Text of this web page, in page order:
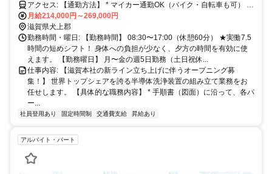
アクセス: 【通勤方法】 * マイカー通勤OK（バイク・自転車も可） *
無料駐車場完備： 当社敷地内に広い駐車場がありますので、雨の日
も移動がスムーズです。 【交通費】 * 規定支給（月額上限 20,000
円） * 車通勤の場合は、会社規定に基づき片道距離に応じて支給しま
す（目安：片道距離×35円×通勤日数）。 * 2km以上から支給対象とな
ります。
月給214,000円～269,000円
滋賀県犬上郡
勤務時間・曜日: 【勤務時間】 08:30〜17:00（休憩60分） ★実働7.5
時間の短めシフト！ 身体への負担が少なく、夕方の時間を有効に使
えます。 【勤務曜日】 月〜金の週5日勤務（土日祝休...
仕事内容: 【滋賀本社の新ライン立ち上げに伴うオープニング募
集！】 世界トップシェアを誇る半導体洗浄装置の組み立て業務をお
任せします。 【具体的な職務内容】 * 手順書（図面）に沿って、各パ
ー...
社員登用あり 固定時間制 交通費支給 昇給あり
アルバイト・パート